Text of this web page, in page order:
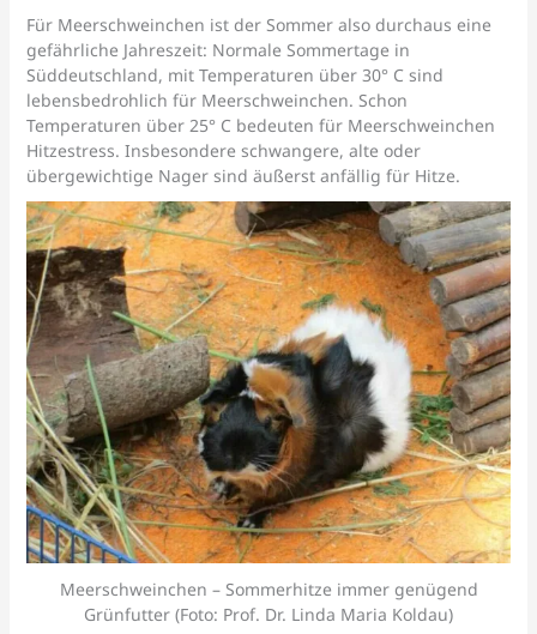
Für Meerschweinchen ist der Sommer also durchaus eine
gefährliche Jahreszeit: Normale Sommertage in
Süddeutschland, mit Temperaturen über 30° C sind
lebensbedrohlich für Meerschweinchen. Schon
Temperaturen über 25° C bedeuten für Meerschweinchen
Hitzestress. Insbesondere schwangere, alte oder
übergewichtige Nager sind äußerst anfällig für Hitze.
Meerschweinchen – Sommerhitze immer genügend
Grünfutter (Foto: Prof. Dr. Linda Maria Koldau)